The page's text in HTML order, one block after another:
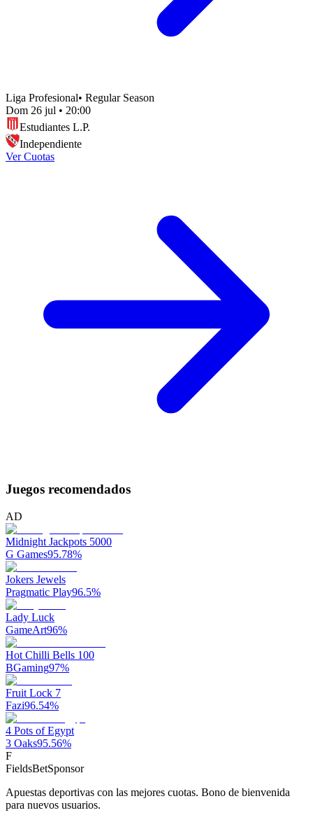
Liga Profesional• Regular Season
Dom 26 jul • 20:00
Estudiantes L.P.
Independiente
Ver Cuotas
Juegos recomendados
AD
Midnight Jackpots 5000
G Games95.78%
Jokers Jewels
Pragmatic Play96.5%
Lady Luck
GameArt96%
Hot Chilli Bells 100
BGaming97%
Fruit Lock 7
Fazi96.54%
4 Pots of Egypt
3 Oaks95.56%
F
FieldsBetSponsor
Apuestas deportivas con las mejores cuotas. Bono de bienvenida
para nuevos usuarios.